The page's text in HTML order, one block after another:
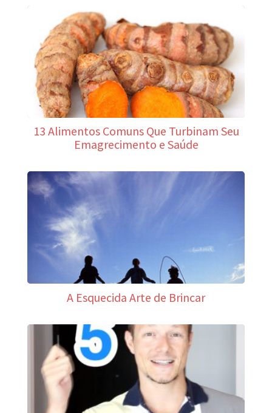
13 Alimentos Comuns Que Turbinam Seu
Emagrecimento e Saúde
A Esquecida Arte de Brincar